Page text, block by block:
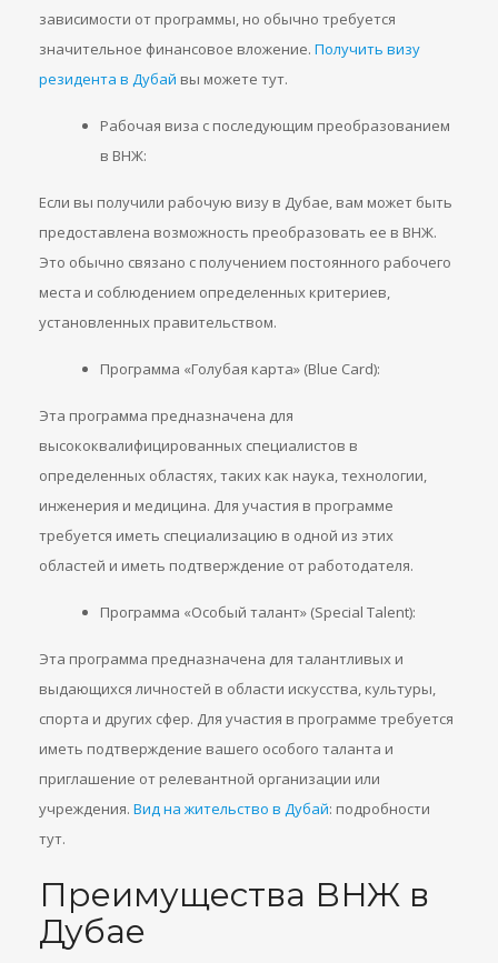
зависимости от программы, но обычно требуется
значительное финансовое вложение. Получить визу
резидента в Дубай вы можете тут.
Рабочая виза с последующим преобразованием
в ВНЖ:
Если вы получили рабочую визу в Дубае, вам может быть
предоставлена возможность преобразовать ее в ВНЖ.
Это обычно связано с получением постоянного рабочего
места и соблюдением определенных критериев,
установленных правительством.
Программа «Голубая карта» (Blue Card):
Эта программа предназначена для
высококвалифицированных специалистов в
определенных областях, таких как наука, технологии,
инженерия и медицина. Для участия в программе
требуется иметь специализацию в одной из этих
областей и иметь подтверждение от работодателя.
Программа «Особый талант» (Special Talent):
Эта программа предназначена для талантливых и
выдающихся личностей в области искусства, культуры,
спорта и других сфер. Для участия в программе требуется
иметь подтверждение вашего особого таланта и
приглашение от релевантной организации или
учреждения. Вид на жительство в Дубай: подробности
тут.
Преимущества ВНЖ в
Дубае